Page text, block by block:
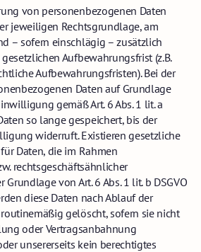
von personenbezogenen Daten
jeweiligen Rechtsgrundlage, am
– sofern einschlägig – zusätzlich
Aufbewahrungsfrist (z.B.
Aufbewahrungsfristen). Bei der
Daten auf Grundlage
gemäß Art. 6 Abs. 1 lit. a
so lange gespeichert, bis der
widerruft. Existieren gesetzliche
Daten, die im Rahmen
rechtsgeschäftsähnlicher
von Art. 6 Abs. 1 lit. b DSGVO
diese Daten nach Ablauf der
gelöscht, sofern sie nicht
oder Vertragsanbahnung
unsererseits kein berechtigtes